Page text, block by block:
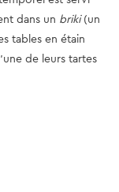
dans un briki(un
tables en étain
de leurs tartes